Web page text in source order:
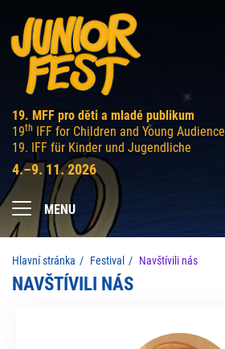
19. MFF pro děti a mladé publikum
19th IFF for Children and Young Audience
19. IFF für Kinder und Jugendliche
4.–9. 11. 2026
MENU
Hlavní stránka Festival Navštívili nás
NAVŠTÍVILI NÁS